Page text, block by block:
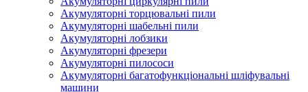
Акумуляторні торцювальні пили
Акумуляторні шабельні пили
Акумуляторні лобзики
Акумуляторні фрезери
Акумуляторні пилососи
Акумуляторні багатофункціональні шліфувальні
машини